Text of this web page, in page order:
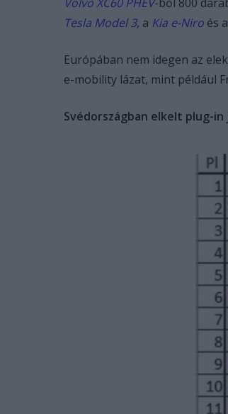
Tesla Model 3, a Kia e-Niro és a
Európában nem idegen az
e-mobility lázat, mint például
Svédországban elkelt plug-in